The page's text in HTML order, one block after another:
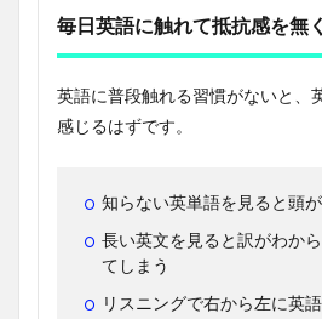
毎日英語に触れて抵抗感を無
英語に普段触れる習慣がないと、
感じるはずです。
知らない英単語を見ると頭
長い英文を見ると訳がわか
てしまう
リスニングで右から左に英